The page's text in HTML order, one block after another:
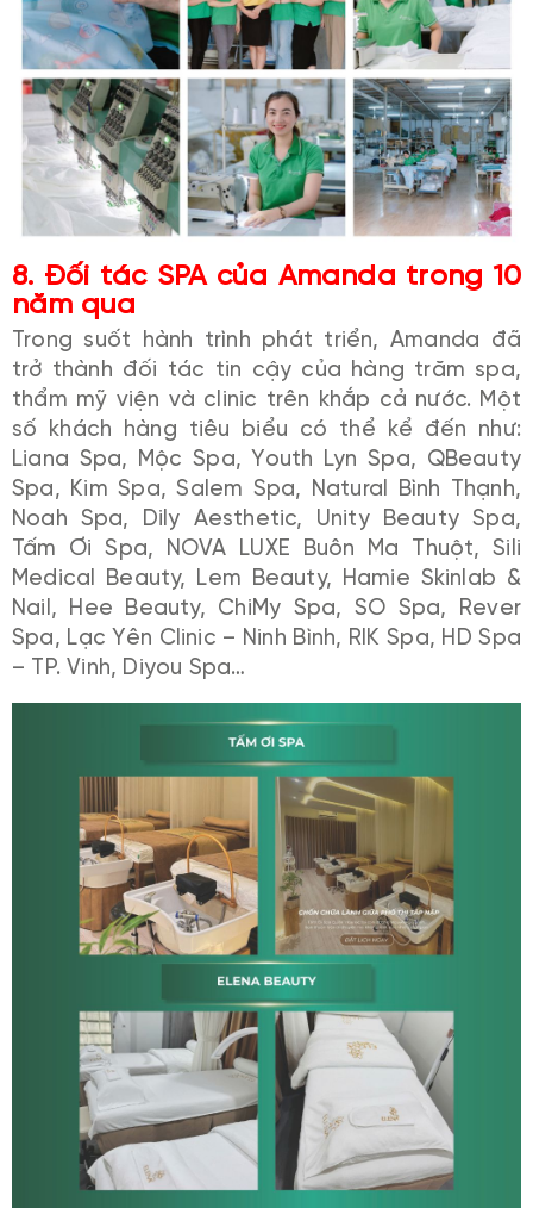
8. Đối tác SPA của Amanda trong 10
năm qua
Trong suốt hành trình phát triển, Amanda đã
trở thành đối tác tin cậy của hàng trăm spa,
thẩm mỹ viện và clinic trên khắp cả nước. Một
số khách hàng tiêu biểu có thể kể đến như:
Liana Spa, Mộc Spa, Youth Lyn Spa, QBeauty
Spa, Kim Spa, Salem Spa, Natural Bình Thạnh,
Noah Spa, Dily Aesthetic, Unity Beauty Spa,
Tấm Ơi Spa, NOVA LUXE Buôn Ma Thuột, Sili
Medical Beauty, Lem Beauty, Hamie Skinlab &
Nail, Hee Beauty, ChiMy Spa, SO Spa, Rever
Spa, Lạc Yên Clinic – Ninh Bình, RIK Spa, HD Spa
– TP. Vinh, Diyou Spa…